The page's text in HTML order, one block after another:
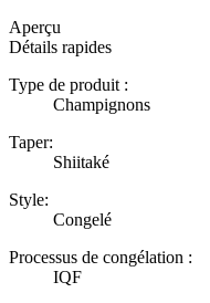
Aperçu
Détails rapides
Type de produit :
Champignons
Taper:
Shiitaké
Style:
Congelé
Processus de congélation :
IQF